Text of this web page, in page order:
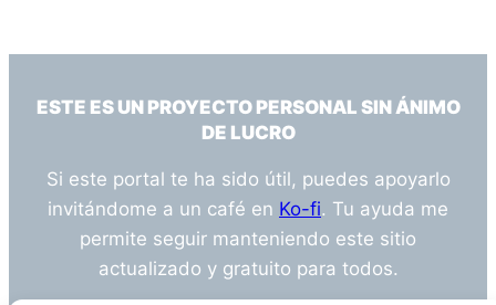
ESTE ES UN PROYECTO PERSONAL SIN ÁNIMO
DE LUCRO
Si este portal te ha sido útil, puedes apoyarlo
invitándome a un café en Ko-fi. Tu ayuda me
permite seguir manteniendo este sitio
actualizado y gratuito para todos.